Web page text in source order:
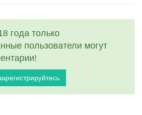
года только
пользователи могут